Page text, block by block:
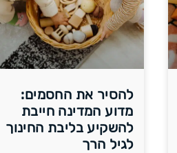
להסיר את החסמים:
מדוע המדינה חייבת
להשקיע בליבת החינוך
לגיל הרך